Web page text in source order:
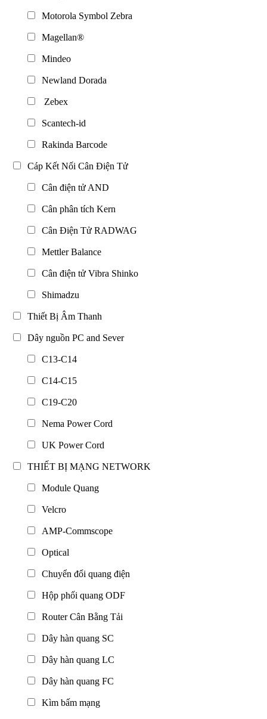
Motorola Symbol Zebra
Magellan®
Mindeo
Newland Dorada
Zebex
Scantech-id
Rakinda Barcode
Cáp Kết Nối Cân Điện Tử
Cân điện tử AND
Cân phân tích Kern
Cân Điện Tử RADWAG
Mettler Balance
Cân điện tử Vibra Shinko
Shimadzu
Thiết Bị Âm Thanh
Dây nguồn PC and Sever
C13-C14
C14-C15
C19-C20
Nema Power Cord
UK Power Cord
THIẾT BỊ MẠNG NETWORK
Module Quang
Velcro
AMP-Commscope
Optical
Chuyển đổi quang điện
Hộp phối quang ODF
Router Cân Bằng Tải
Dây hàn quang SC
Dây hàn quang LC
Dây hàn quang FC
Kìm bấm mạng